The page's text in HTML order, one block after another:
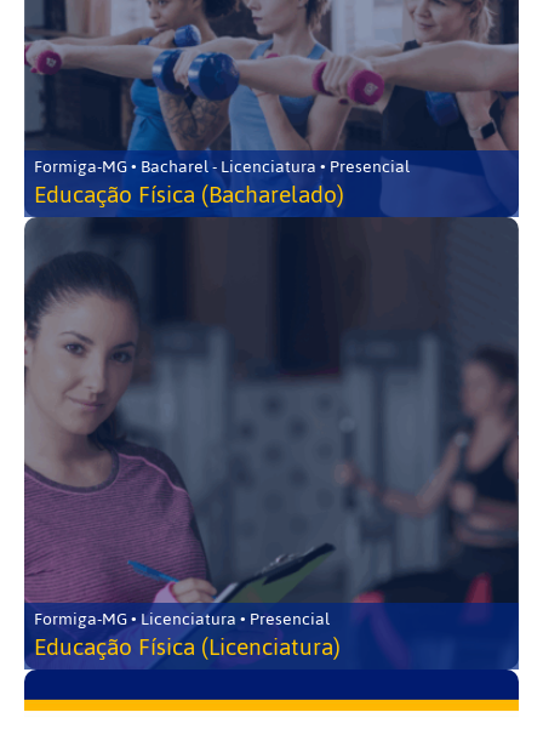
Formiga-MG • Bacharel - Licenciatura • Presencial
Educação Física (Bacharelado)
Formiga-MG • Licenciatura • Presencial
Educação Física (Licenciatura)